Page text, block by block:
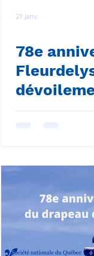
21 janv.
78e
Citoyens